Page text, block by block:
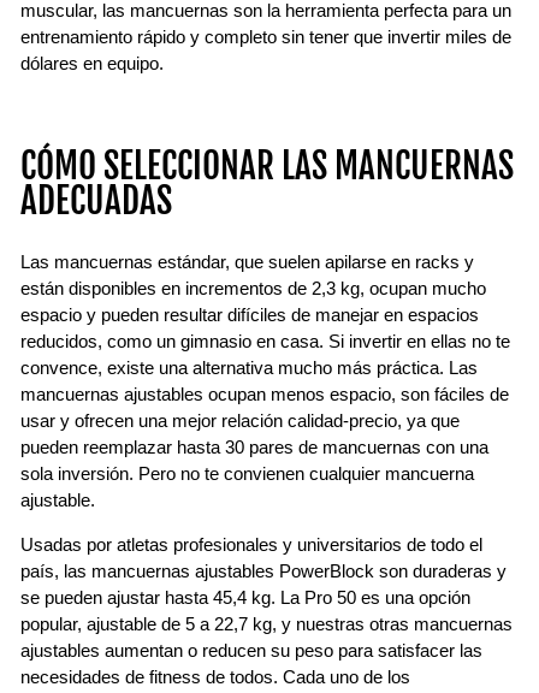
muscular, las mancuernas son la herramienta perfecta para un
entrenamiento rápido y completo sin tener que invertir miles de
dólares en equipo.
CÓMO SELECCIONAR LAS MANCUERNAS
ADECUADAS
Las mancuernas estándar, que suelen apilarse en racks y
están disponibles en incrementos de 2,3 kg, ocupan mucho
espacio y pueden resultar difíciles de manejar en espacios
reducidos, como un gimnasio en casa. Si invertir en ellas no te
convence, existe una alternativa mucho más práctica. Las
mancuernas ajustables ocupan menos espacio, son fáciles de
usar y ofrecen una mejor relación calidad-precio, ya que
pueden reemplazar hasta 30 pares de mancuernas con una
sola inversión. Pero no te convienen cualquier mancuerna
ajustable.
Usadas por atletas profesionales y universitarios de todo el
país, las mancuernas ajustables PowerBlock son duraderas y
se pueden ajustar hasta 45,4 kg. La Pro 50 es una opción
popular, ajustable de 5 a 22,7 kg, y nuestras otras mancuernas
ajustables aumentan o reducen su peso para satisfacer las
necesidades de fitness de todos. Cada uno de los